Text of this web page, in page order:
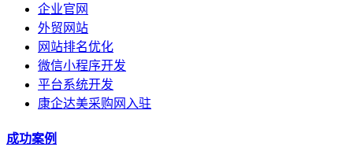
企业官网
外贸网站
网站排名优化
微信小程序开发
平台系统开发
康企达美采购网入驻
成功案例